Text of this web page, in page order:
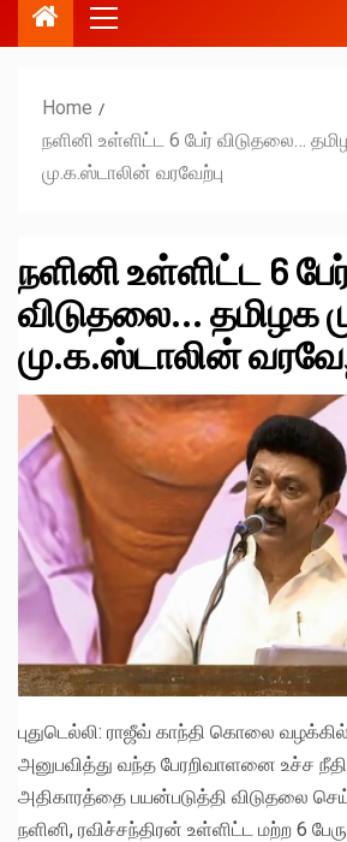
Home
நளினி உள்ளிட்ட 6 பேர் விடுதலை…
மு.க.ஸ்டாலின் வரவேற்பு
நளினி உள்ளிட்ட 6
விடுதலை… தமிழக
மு.க.ஸ்டாலின்
புதுடெல்லி: ராஜீவ் காந்தி கொலை
அனுபவித்து வந்த பேரறிவாளனை உச்ச
அதிகாரத்தை பயன்படுத்தி விடுதலை
நளினி, ரவிச்சந்திரன் உள்ளிட்ட மற்ற 6